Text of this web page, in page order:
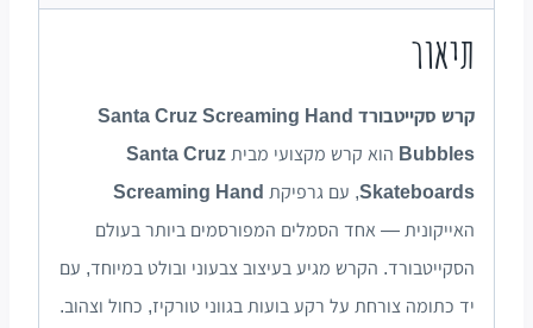
תיאור
קרש סקייטבורד Santa Cruz Screaming Hand
Bubbles הוא קרש מקצועי מבית Santa Cruz
Skateboards, עם גרפיקת Screaming Hand
האייקונית — אחד הסמלים המפורסמים ביותר בעולם
הסקייטבורד. הקרש מגיע בעיצוב צבעוני ובולט במיוחד, עם
יד כתומה צורחת על רקע בועות בגווני טורקיז, כחול וצהוב.